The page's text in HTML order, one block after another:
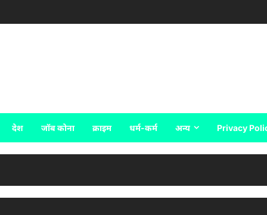
देश जॉब कोना क्राइम धर्म-कर्म अन्य Privacy